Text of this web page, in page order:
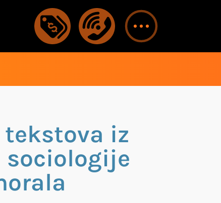
tekstova iz